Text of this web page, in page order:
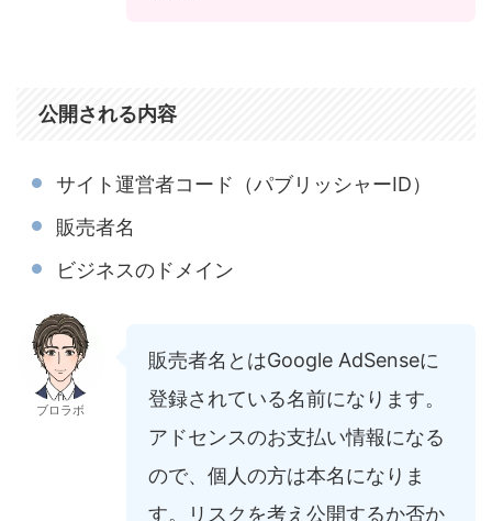
公開される内容
サイト運営者コード（パブリッシャーID）
販売者名
ビジネスのドメイン
ブロラボ
販売者名とはGoogle AdSenseに
登録されている名前になります。
アドセンスのお支払い情報になる
ので、個人の方は本名になりま
す。リスクを考え公開するか否か